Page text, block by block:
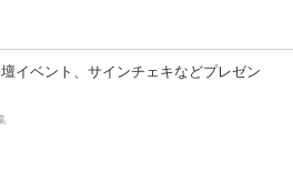
イベント、サインチェキなどプレゼン